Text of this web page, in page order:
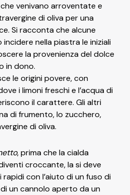
venivano arroventate e
di oliva per una
Si racconta che alcune
nella piastra le iniziali
la provenienza del dolce
in dono.
le origini povere, con
i limoni freschi e l’acqua di
il carattere. Gli altri
di frumento, lo zucchero,
di oliva.
, prima che la cialda
croccante, la si deve
con l’aiuto di un fuso di
un cannolo aperto da un